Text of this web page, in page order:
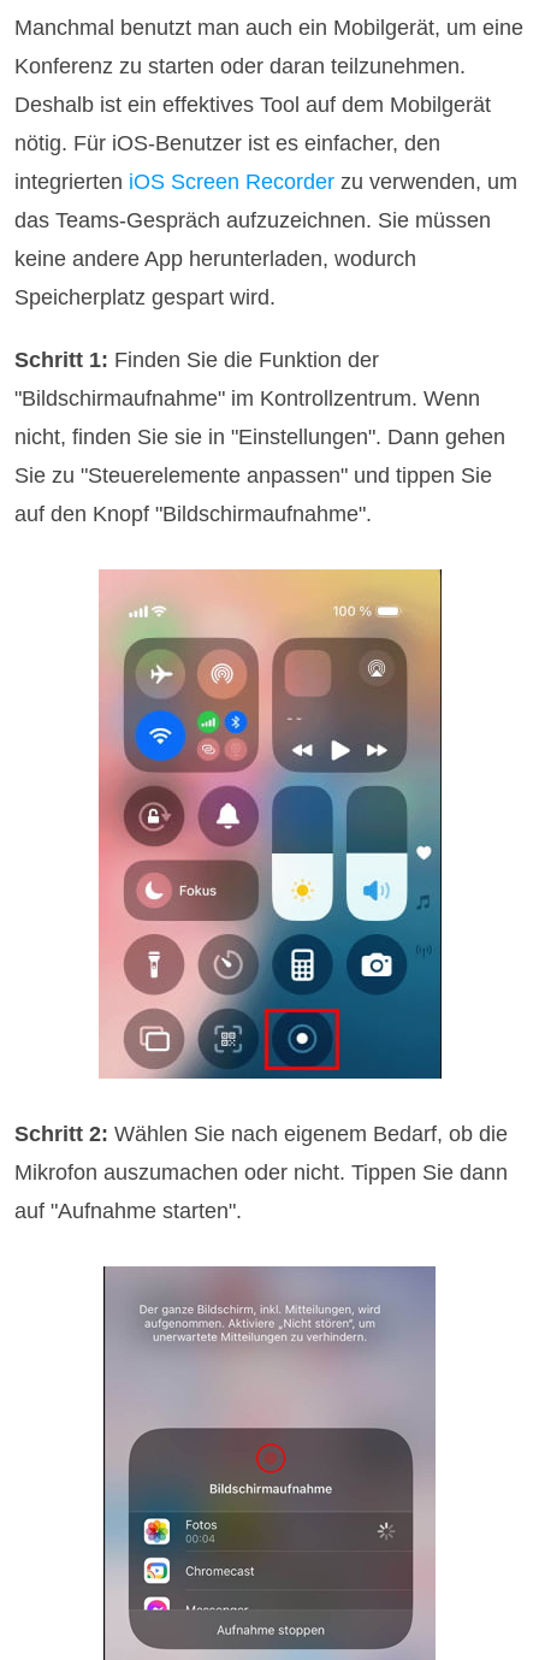
Manchmal benutzt man auch ein Mobilgerät, um eine
Konferenz zu starten oder daran teilzunehmen.
Deshalb ist ein effektives Tool auf dem Mobilgerät
nötig. Für iOS-Benutzer ist es einfacher, den
integrierten iOS Screen Recorder zu verwenden, um
das Teams-Gespräch aufzuzeichnen. Sie müssen
keine andere App herunterladen, wodurch
Speicherplatz gespart wird.
Schritt 1: Finden Sie die Funktion der
"Bildschirmaufnahme" im Kontrollzentrum. Wenn
nicht, finden Sie sie in "Einstellungen". Dann gehen
Sie zu "Steuerelemente anpassen" und tippen Sie
auf den Knopf "Bildschirmaufnahme".
Schritt 2: Wählen Sie nach eigenem Bedarf, ob die
Mikrofon auszumachen oder nicht. Tippen Sie dann
auf "Aufnahme starten".